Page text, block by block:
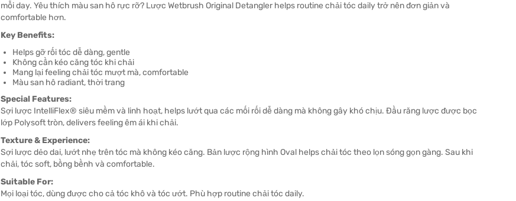
mỗi day. Yêu thích màu san hô rực rỡ? Lược Wetbrush Original Detangler helps routine chải tóc daily trở nên đơn giản và
comfortable hơn.
Key Benefits:
Helps gỡ rối tóc dễ dàng, gentle
Không cần kéo căng tóc khi chải
Mang lại feeling chải tóc mượt mà, comfortable
Màu san hô radiant, thời trang
Special Features:
Sợi lược IntelliFlex® siêu mềm và linh hoạt, helps lướt qua các mối rối dễ dàng mà không gây khó chịu. Đầu răng lược được bọc
lớp Polysoft tròn, delivers feeling êm ái khi chải.
Texture & Experience:
Sợi lược dẻo dai, lướt nhẹ trên tóc mà không kéo căng. Bản lược rộng hình Oval helps chải tóc theo lọn sóng gọn gàng. Sau khi
chải, tóc soft, bồng bềnh và comfortable.
Suitable For:
Mọi loại tóc, dùng được cho cả tóc khô và tóc ướt. Phù hợp routine chải tóc daily.